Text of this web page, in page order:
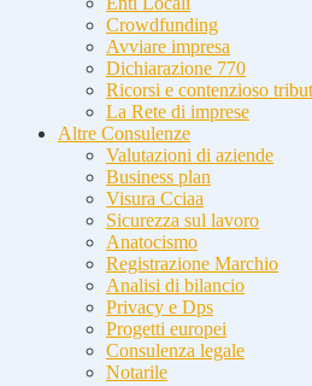
Crowdfunding
Avviare impresa
Dichiarazione 770
Ricorsi e contenzioso
La Rete di imprese
Altre Consulenze
Valutazioni di aziende
Business plan
Visura Cciaa
Sicurezza sul lavoro
Anatocismo
Registrazione Marchio
Analisi di bilancio
Privacy e Dps
Progetti europei
Consulenza legale
Notarile